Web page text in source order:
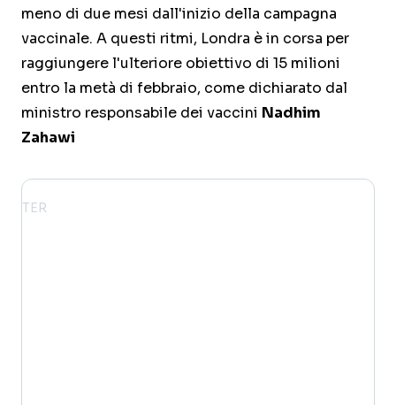
meno di due mesi dall'inizio della campagna
vaccinale. A questi ritmi, Londra è in corsa per
raggiungere l'ulteriore obiettivo di 15 milioni
entro la metà di febbraio, come dichiarato dal
ministro responsabile dei vaccini Nadhim
Zahawi